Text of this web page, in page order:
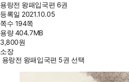
용랑전 왕패입국편 6권
등록일 2021.10.05
쪽수 194쪽
용량404.7MB
3,800원
소장
용랑전 왕패입국편 5권 선택